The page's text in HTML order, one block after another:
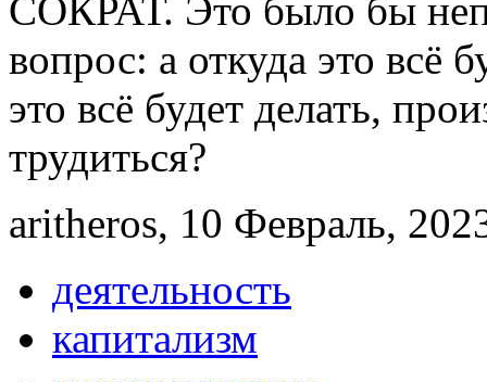
СОКРАТ. Это было бы
вопрос: а откуда это всё
это всё будет делать,
трудиться?
aritheros, 10 Февраль,
деятельность
капитализм